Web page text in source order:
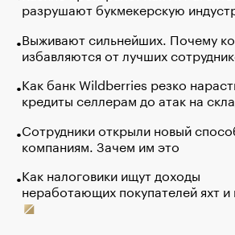
разрушают букмекерскую
Выживают сильнейших. Почему
избавляются от лучших
Как банк Wildberries резко
кредиты селлерам до атак на
Сотрудники открыли новый
компаниям. Зачем им это
Как налоговики ищут доходы
неработающих покупателей яхт и